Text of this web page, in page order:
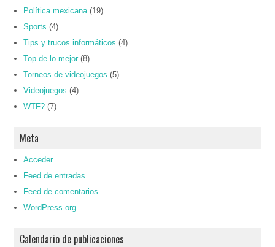
Política mexicana (19)
Sports (4)
Tips y trucos informáticos (4)
Top de lo mejor (8)
Torneos de videojuegos (5)
Videojuegos (4)
WTF? (7)
Meta
Acceder
Feed de entradas
Feed de comentarios
WordPress.org
Calendario de publicaciones